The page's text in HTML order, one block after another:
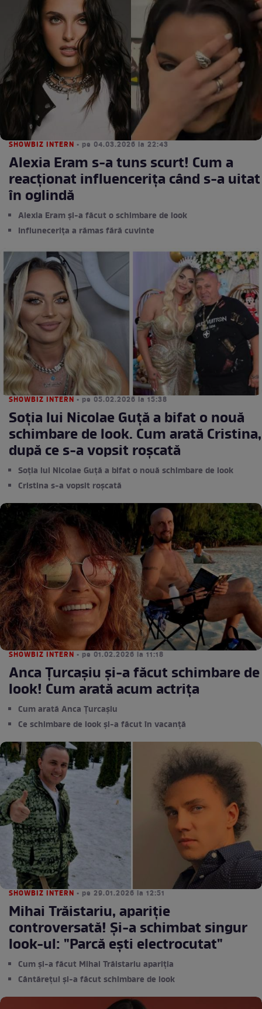
SHOWBIZ INTERN • pe 04.03.2026 la 22:43
Alexia Eram s-a tuns scurt! Cum a
reacționat influencerița când s-a uitat
în oglindă
Alexia Eram și-a făcut o schimbare de look
Influnecerița a rămas fără cuvinte
SHOWBIZ INTERN • pe 05.02.2026 la 15:38
Soția lui Nicolae Guță a bifat o nouă
schimbare de look. Cum arată Cristina,
după ce s-a vopsit roșcată
Soția lui Nicolae Guță a bifat o nouă schimbare de look
Cristina s-a vopsit roșcată
SHOWBIZ INTERN • pe 01.02.2026 la 11:18
Anca Țurcașiu și-a făcut schimbare de
look! Cum arată acum actrița
Cum arată Anca Țurcașiu
Ce schimbare de look și-a făcut în vacanță
SHOWBIZ INTERN • pe 29.01.2026 la 12:51
Mihai Trăistariu, apariție
controversată! Și-a schimbat singur
look-ul: "Parcă ești electrocutat"
Cum și-a făcut Mihai Trăistariu apariția
Cântărețul și-a făcut schimbare de look